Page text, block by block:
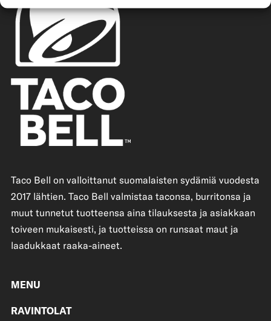
Taco Bell on valloittanut suomalaisten sydämiä vuodesta
2017 lähtien. Taco Bell valmistaa taconsa, burritonsa ja
muut tunnetut tuotteensa aina tilauksesta ja asiakkaan
toiveen mukaisesti, ja tuotteissa on runsaat maut ja
laadukkaat raaka-aineet.
MENU
RAVINTOLAT